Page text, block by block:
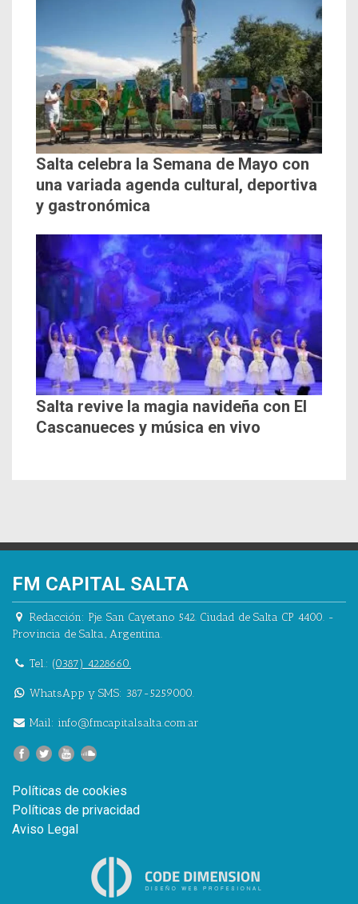
Salta celebra la Semana de Mayo con
una variada agenda cultural, deportiva
y gastronómica
Salta revive la magia navideña con El
Cascanueces y música en vivo
FM CAPITAL SALTA
Redacción: Pje. San Cayetano 542. Ciudad de Salta CP 4400. -
Provincia de Salta., Argentina.
Tel.: (0387) 4228660.
WhatsApp y SMS: 387-5259000.
Mail: info@fmcapitalsalta.com.ar
Políticas de cookies
Políticas de privacidad
Aviso Legal